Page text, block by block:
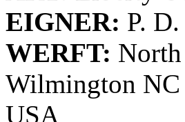
EIGNER: P.
WERFT:
Wilmington
USA